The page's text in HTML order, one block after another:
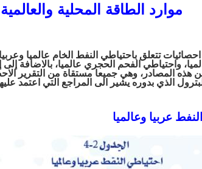
موارد الطاقة المحلية والعالمية
تتعلق باحتياطي النفط الخام عالميا
واحتياطي الفحم الحجري عالميا، بالاضافة إلى
هذه المصادر، وهي جميعا مستقاة من التقرير
الذي بدوره يشير الى المراجع التي اعتمد
عربيا وعالميا